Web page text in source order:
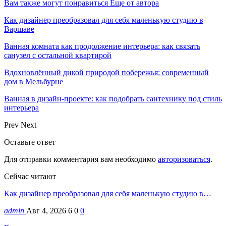
Вам также могут понравиться Еще от автора
Как дизайнер преобразовал для себя маленькую студию в
Варшаве
Ванная комната как продолжение интерьера: как связать
санузел с остальной квартирой
Вдохновлённый дикой природой побережья: современный
дом в Мельбурне
Ванная в дизайн-проекте: как подобрать сантехнику под стиль
интерьера
Prev Next
Оставьте ответ
Для отправки комментария вам необходимо авторизоваться.
Сейчас читают
Как дизайнер преобразовал для себя маленькую студию в…
admin Авг 4, 2026 6 0 0